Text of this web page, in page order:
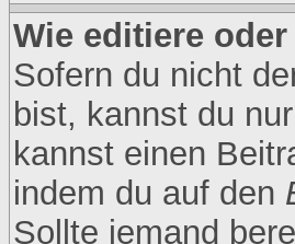
Wie editiere
Sofern du nicht
bist, kannst du
kannst einen
indem du auf den
Sollte jemand